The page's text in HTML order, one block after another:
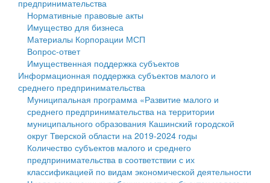
Государственные услуги
Промышленность и АПК
Экономика и бизнес
...
Символика
Устав
Гостям округа
Туризм
Культура
Образование
Здравоохранение
муниципального округа Тверской области
Администрация Кашинского муниципального округа
Тверской области
Управление сельскими территориями
Открытые данные
Работа с обращениями граждан
Муниципальный контроль
Финансовое управление
Бюджет для граждан
Имущество
Выявление правообладателей ранее учтенных
объектов недвижимости
Имущественная поддержка субъектов малого и
среднего предпринимательства
предпринимательства
Нормативные правовые акты
Имущество для бизнеса
Материалы Корпорации МСП
Вопрос-ответ
Имущественная поддержка субъектов
Информационная поддержка субъектов малого и
среднего предпринимательства
Муниципальная программа «Развитие малого и
среднего предпринимательства на территории
муниципального образования Кашинский городской
округ Тверской области на 2019-2024 годы
Количество субъектов малого и среднего
предпринимательства в соответствии с их
классификацией по видам экономической деятельности